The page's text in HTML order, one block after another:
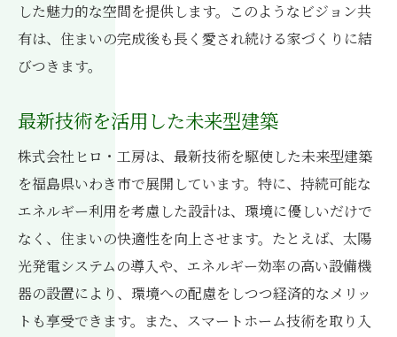
した魅力的な空間を提供します。このようなビジョン共
有は、住まいの完成後も長く愛され続ける家づくりに結
びつきます。
最新技術を活用した未来型建築
株式会社ヒロ・工房は、最新技術を駆使した未来型建築
を福島県いわき市で展開しています。特に、持続可能な
エネルギー利用を考慮した設計は、環境に優しいだけで
なく、住まいの快適性を向上させます。たとえば、太陽
光発電システムの導入や、エネルギー効率の高い設備機
器の設置により、環境への配慮をしつつ経済的なメリッ
トも享受できます。また、スマートホーム技術を取り入